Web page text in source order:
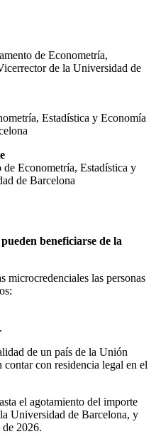
de Econometría,
de la Universidad de
Estadística y Economía
Econometría, Estadística y
de Barcelona
beneficiarse de la
microcredenciales las personas
de un país de la Unión
con residencia legal en el
el agotamiento del importe
Universidad de Barcelona, y
de 2026.